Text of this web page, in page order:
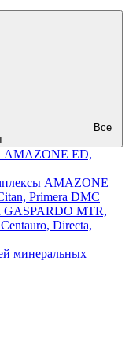
Все
AMAZONE ED,
AMAZONE
Primera DMC
GASPARDO MTR,
Directa,
минеральных